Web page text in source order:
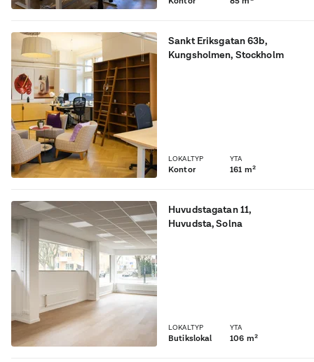
Sankt Eriksgatan 63b,
Kungsholmen, Stockholm
LOKALTYP
Kontor
YTA
161 m²
Huvudstagatan 11,
Huvudsta, Solna
LOKALTYP
Butikslokal
YTA
106 m²